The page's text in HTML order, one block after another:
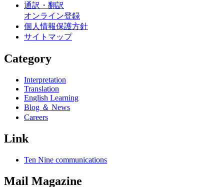
通訳・翻訳
オンライン登録
個人情報保護方針
サイトマップ
Category
Interpretation
Translation
English Learning
Blog ＆ News
Careers
Link
Ten Nine communications
Mail Magazine